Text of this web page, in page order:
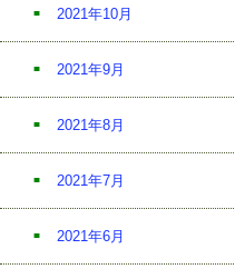
2021年10月
2021年9月
2021年8月
2021年7月
2021年6月